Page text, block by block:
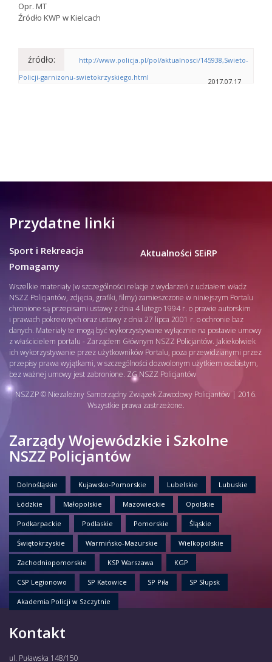
Opr. MT
Źródło KWP w Kielcach
źródło:
http://www.policja.pl/pol/aktualnosci/145938,Swieto-
Policji-garnizonu-swietokrzyskiego.html
2017.07.17
Przydatne linki
Sport i Rekreacja
Pomagamy
Aktualności SEiRP
Wszelkie materiały (w szczególności relacje z wydarzeń z udziałem władz
NSZZ Policjantów, zdjęcia, grafiki, filmy) zamieszczone w niniejszym Portalu
chronione są przepisami ustawy z dnia 4 lutego 1994 r. o prawie autorskim
i prawach pokrewnych oraz ustawy z dnia 27 lipca 2001 r. o ochronie baz
danych. Materiały te mogą być wykorzystywane wyłącznie na postawie umowy
z właścicielem portalu - Zarządem Głównym NSZZ Policjantów. Jakiekolwiek
ich wykorzystywanie przez użytkowników Portalu, poza przewidzianymi przez
przepisy prawa wyjątkami, w szczególności dozwolonym użytkiem osobistym,
bez ważnej umowy jest zabronione. ZG NSZZ Policjantów
NSZZP © Niezależny Samorządny Związek Zawodowy Policjantów | 2016.
Wszystkie prawa zastrzeżone.
Zarządy Wojewódzkie i Szkolne
NSZZ Policjantów
Dolnośląskie Kujawsko-Pomorskie Lubelskie Lubuskie
Łódzkie Małopolskie Mazowieckie Opolskie
Podkarpackie Podlaskie Pomorskie Śląskie
Świętokrzyskie Warmińsko-Mazurskie Wielkopolskie
Zachodniopomorskie KSP Warszawa KGP
CSP Legionowo SP Katowice SP Piła SP Słupsk
Akademia Policji w Szczytnie
Kontakt
ul. Puławska 148/150